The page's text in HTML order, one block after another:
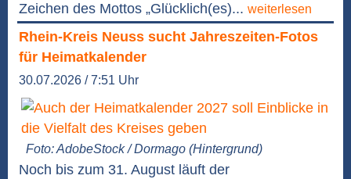
Zeichen des Mottos „Glücklich(es)... weiterlesen
Rhein-Kreis Neuss sucht Jahreszeiten-Fotos
für Heimatkalender
30.07.2026 / 7:51 Uhr
Foto: AdobeStock / Dormago (Hintergrund)
Noch bis zum 31. August läuft der